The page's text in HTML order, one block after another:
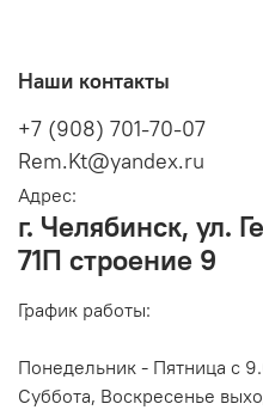
Наши контакты
+7 (908) 701-70-07
Rem.Kt@yandex.ru
Адрес:
г. Челябинск, ул.
71П строение 9
График работы:
Понедельник - Пятница с
Суббота, Воскресенье